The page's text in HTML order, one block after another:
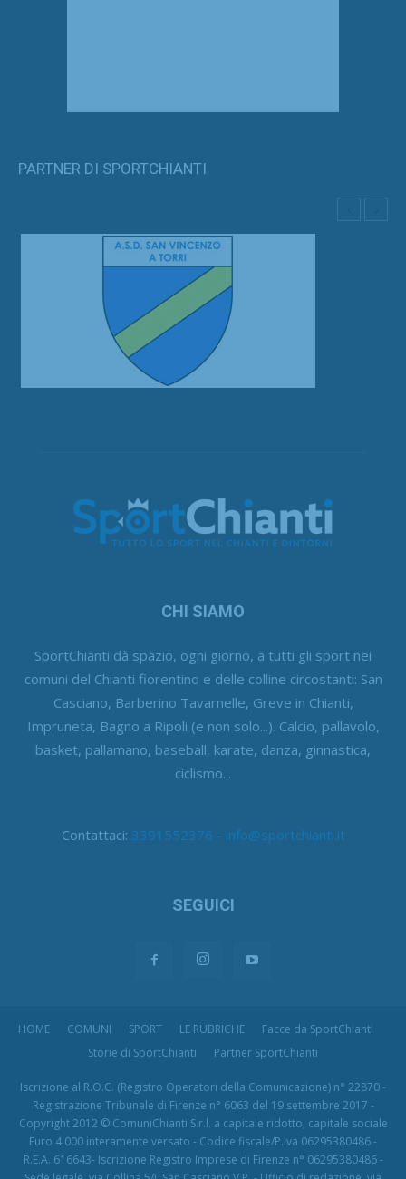
PARTNER DI SPORTCHIANTI
CHI SIAMO
SportChianti dà spazio, ogni giorno, a tutti gli sport nei
comuni del Chianti fiorentino e delle colline circostanti: San
Casciano, Barberino Tavarnelle, Greve in Chianti,
Impruneta, Bagno a Ripoli (e non solo...). Calcio, pallavolo,
basket, pallamano, baseball, karate, danza, ginnastica,
ciclismo...
Contattaci: 3391552376 - info@sportchianti.it
SEGUICI
HOME COMUNI SPORT LE RUBRICHE
Facce da SportChianti
Storie di SportChianti
Partner SportChianti
Iscrizione al R.O.C. (Registro Operatori della Comunicazione) n° 22870 -
Registrazione Tribunale di Firenze n° 6063 del 19 settembre 2017 -
Copyright 2012 © ComuniChianti S.r.l. a capitale ridotto, capitale sociale
Euro 4.000 interamente versato - Codice fiscale/P.Iva 06295380486 -
R.E.A. 616643- Iscrizione Registro Imprese di Firenze n° 06295380486 -